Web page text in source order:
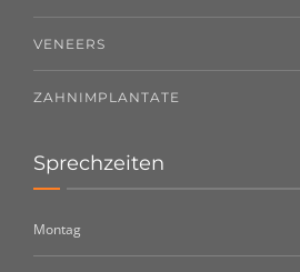
VENEERS
ZAHNIMPLANTATE
Sprechzeiten
Montag